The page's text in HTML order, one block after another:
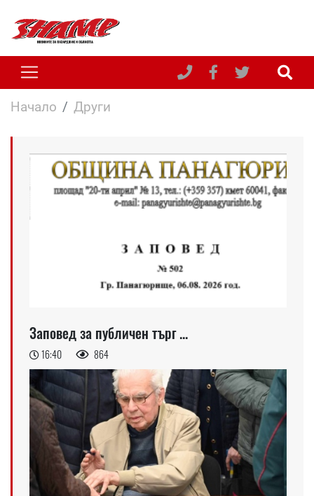
Начало Други
Заповед за публичен търг ...
16:40 864